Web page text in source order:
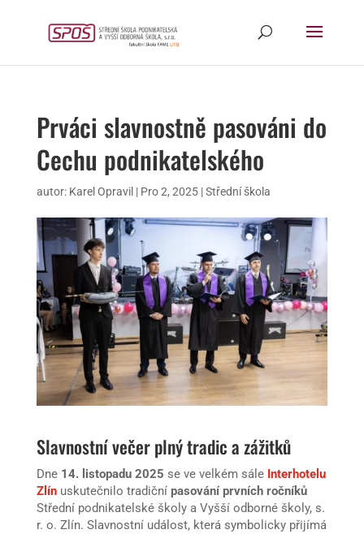
Prváci slavnostně pasováni do
Cechu podnikatelského
autor: Karel Opravil | Pro 2, 2025|Střední škola
Slavnostní večer plný tradic a zážitků
Dne 14. listopadu 2025 se ve velkém sále Interhotelu
Zlínuskutečnilo tradiční pasování prvních ročníků
Střední podnikatelské školy a Vyšší odborné školy, s.
r. o. Zlín. Slavnostní událost, která symbolicky přijímá